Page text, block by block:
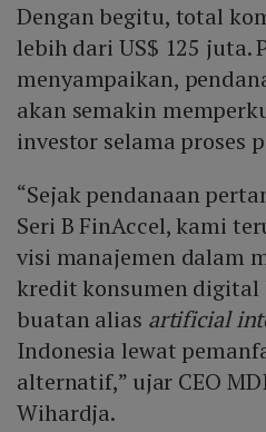
Dengan begitu, total
lebih dari US$ 125 juta.
menyampaikan,
akan semakin
investor selama proses
“Sejak pendanaan
Seri B FinAccel, kami
visi manajemen dalam
kredit konsumen digital
buatan alias artificial
Indonesia lewat
alternatif,” ujar CEO
Wihardja.